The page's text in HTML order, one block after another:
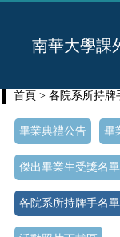
南華大學課
首頁 > 各院系所持牌
畢業典禮公告 畢
傑出畢業生受獎名單
各院系所持牌手名單